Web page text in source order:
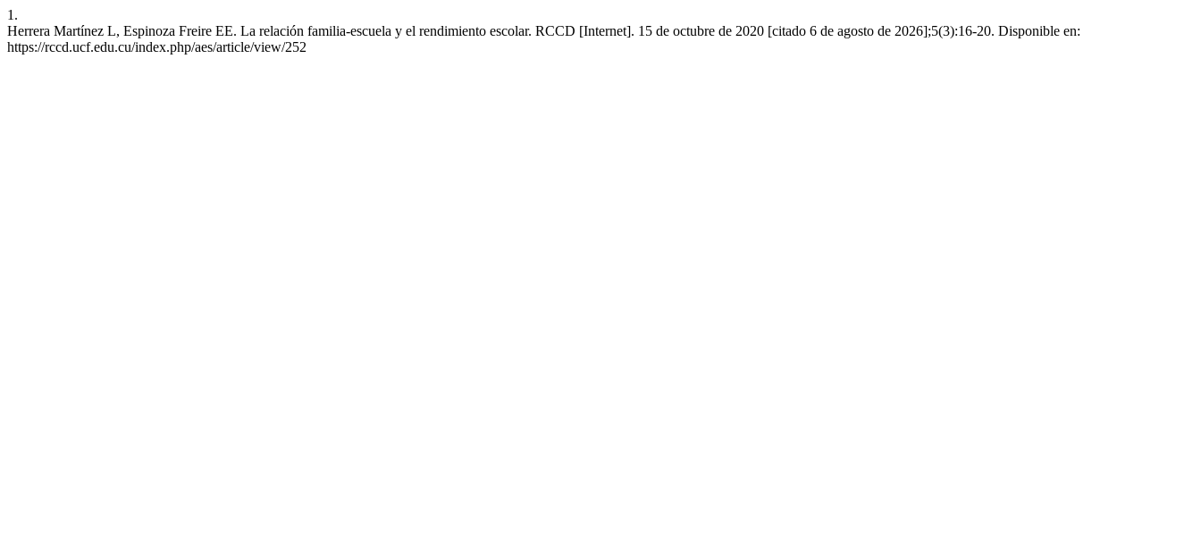
1.
Herrera Martínez L, Espinoza Freire EE. La relación familia-escuela y el rendimiento escolar. RCCD [Internet]. 15 de octubre de 2020 [citado 6 de agosto de 2026];5(3):16-20. Disponible en:
https://rccd.ucf.edu.cu/index.php/aes/article/view/252